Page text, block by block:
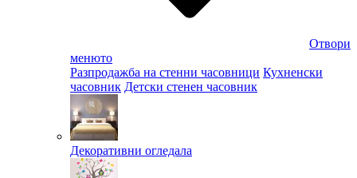
Отвори
менюто
Разпродажба на стенни часовници Кухненски
часовник Детски стенен часовник
Декоративни огледала